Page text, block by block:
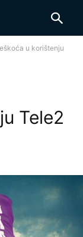
u korištenju
Tele2